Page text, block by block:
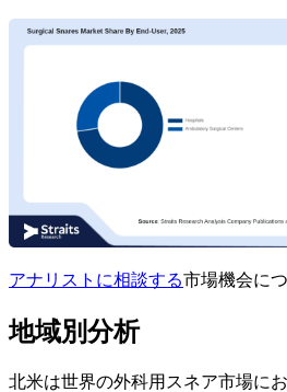
アナリストに相談する市場機会に
地域別分析
北米は世界の外科用スネア市場に